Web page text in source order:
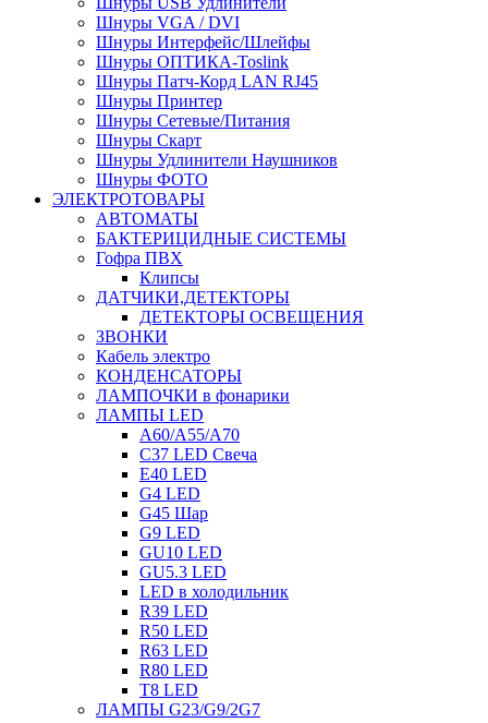
Шнуры VGA / DVI
Шнуры Интерфейс/Шлейфы
Шнуры ОПТИКА-Toslink
Шнуры Патч-Корд LAN RJ45
Шнуры Принтер
Шнуры Сетевые/Питания
Шнуры Скарт
Шнуры Удлинители Наушников
Шнуры ФОТО
ЭЛЕКТРОТОВАРЫ
АВТОМАТЫ
БАКТЕРИЦИДНЫЕ СИСТЕМЫ
Гофра ПВХ
Клипсы
ДАТЧИКИ,ДЕТЕКТОРЫ
ДЕТЕКТОРЫ ОСВЕЩЕНИЯ
ЗВОНКИ
Кабель электро
КОНДЕНСАТОРЫ
ЛАМПОЧКИ в фонарики
ЛАМПЫ LED
A60/A55/A70
C37 LED Свеча
E40 LED
G4 LED
G45 Шар
G9 LED
GU10 LED
GU5.3 LED
LED в холодильник
R39 LED
R50 LED
R63 LED
R80 LED
T8 LED
ЛАМПЫ G23/G9/2G7